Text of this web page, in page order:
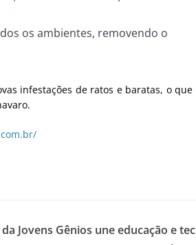
os ambientes, removendo o
infestações de ratos e baratas, o que
Jovens Gênios une educação e tec